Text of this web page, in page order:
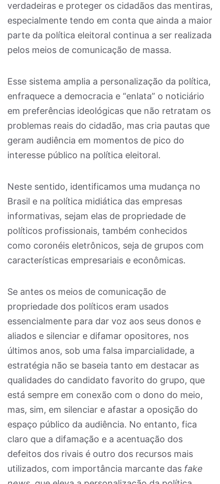
verdadeiras e proteger os cidadãos das mentiras,
especialmente tendo em conta que ainda a maior
parte da política eleitoral continua a ser realizada
pelos meios de comunicação de massa.
Esse sistema amplia a personalização da política,
enfraquece a democracia e “enlata” o noticiário
em preferências ideológicas que não retratam os
problemas reais do cidadão, mas cria pautas que
geram audiência em momentos de pico do
interesse público na política eleitoral.
Neste sentido, identificamos uma mudança no
Brasil e na política midiática das empresas
informativas, sejam elas de propriedade de
políticos profissionais, também conhecidos
como coronéis eletrônicos, seja de grupos com
características empresariais e econômicas.
Se antes os meios de comunicação de
propriedade dos políticos eram usados ​​
essencialmente para dar voz aos seus donos e
aliados e silenciar e difamar opositores, nos
últimos anos, sob uma falsa imparcialidade, a
estratégia não se baseia tanto em destacar as
qualidades do candidato favorito do grupo, que
está sempre em conexão com o dono do meio,
mas, sim, em silenciar e afastar a oposição do
espaço público da audiência. No entanto, fica
claro que a difamação e a acentuação dos
defeitos dos rivais é outro dos recursos mais
utilizados, com importância marcante das fake